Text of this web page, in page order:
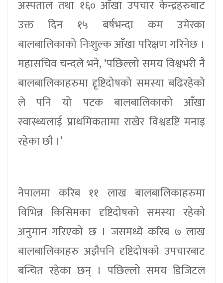
अस्पताल तथा १६० आँखा उपचार केन्द्रहरुबाट
उक्त दिन १५ बर्षभन्दा कम उमेरका
बालबालिकाको निःशुल्क आँखा परिक्षण गरिनेछ ।
महासचिव चन्दले भने, ‘पछिल्लो समय विश्वभरी नै
बालबालिकाहरुमा दृृष्टिदोषको समस्या बढिरहेको
ले पनि यो पटक बालबालिकाको आँखा
स्वास्थ्यलाई प्राथमिकतामा राखेर विश्वदृष्टि मनाइ
रहेका छौ ।’
नेपालमा करिब ११ लाख बालबालिकाहरुमा
विभिन्न किसिमका दृष्टिदोषको समस्या रहेको
अनुमान गरिएको छ । जसमध्ये करिब ७ लाख
बालबालिकाहरु अझैपनि दृष्टिदोषको उपचारबाट
बन्चित रहेका छन् । पछिल्लो समय डिजिटल